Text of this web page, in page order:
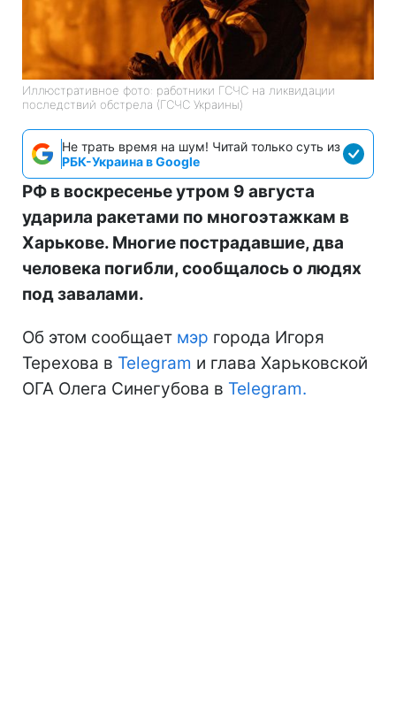
Иллюстративное фото: работники ГСЧС на ликвидации
последствий обстрела (ГСЧС Украины)
Не трать время на шум! Читай только суть из
РБК-Украина в Google
РФ в воскресенье утром 9 августа
ударила ракетами по многоэтажкам в
Харькове. Многие пострадавшие, два
человека погибли, сообщалось о людях
под завалами.
Об этом сообщает мэр города Игоря
Терехова в Telegram и глава Харьковской
ОГА Олега Синегубова в Telegram.